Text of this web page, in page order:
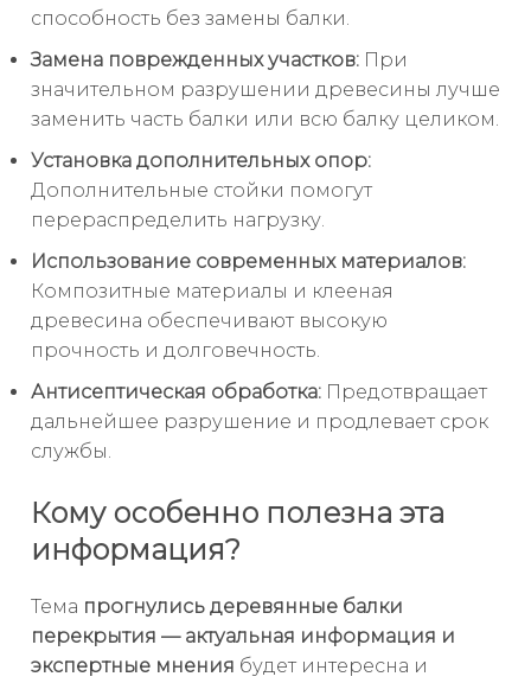
способность без замены балки.
Замена поврежденных участков: При
значительном разрушении древесины лучше
заменить часть балки или всю балку целиком.
Установка дополнительных опор:
Дополнительные стойки помогут
перераспределить нагрузку.
Использование современных материалов:
Композитные материалы и клееная
древесина обеспечивают высокую
прочность и долговечность.
Антисептическая обработка: Предотвращает
дальнейшее разрушение и продлевает срок
службы.
Кому особенно полезна эта
информация?
Тема прогнулись деревянные балки
перекрытия — актуальная информация и
экспертные мнения будет интересна и